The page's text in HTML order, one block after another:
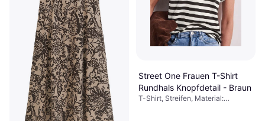
Street One Frauen T-Shirt
Rundhals Knopfdetail - Braun
T-Shirt, Streifen, Material: